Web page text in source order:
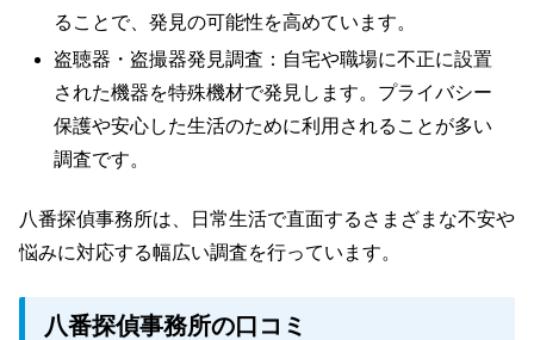
ることで、発見の可能性を高めています。
盗聴器・盗撮器発見調査：自宅や職場に不正に設置
された機器を特殊機材で発見します。プライバシー
保護や安心した生活のために利用されることが多い
調査です。
八番探偵事務所は、日常生活で直面するさまざまな不安や
悩みに対応する幅広い調査を行っています。
八番探偵事務所の口コミ